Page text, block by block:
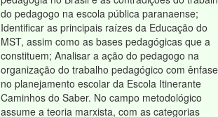
do pedagogo na escola pública paranaense;
Identificar as principais raízes da Educação do
MST, assim como as bases pedagógicas que a
constituem; Analisar a ação do pedagogo na
organização do trabalho pedagógico com ênfase
no planejamento escolar da Escola Itinerante
Caminhos do Saber. No campo metodológico
assume a teoria marxista, com as categorias